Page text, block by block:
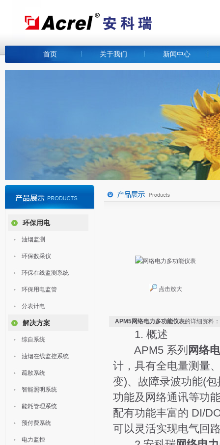
首页 关于我们 新闻中心
环保用电
油烟监测
环保数采仪
环保在线监测系统
环保用电监管
分表计电
解决方案
综自系统
油烟在线监控系统
疏散系统
智能照明系统
能耗管理系统
预付费系统
电力监控
点击放大
APM5网络电力多功能仪表的详细资料：
1. 概述
APM5 系列 网络
计，具有全电量测量
变)、故障录波功能(
功能及网络通讯等功
配有功能丰富的 DI/
可以灵活实现电气回